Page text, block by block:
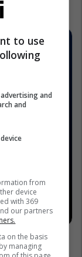
to use
and
and
from
device
with 369
our partners
on the basis
managing